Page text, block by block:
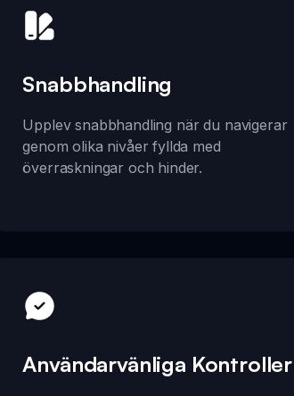
Snabbhandling
Upplev snabbhandling när du navigerar
genom olika nivåer fyllda med
överraskningar och hinder.
Användarvänliga Kontroller